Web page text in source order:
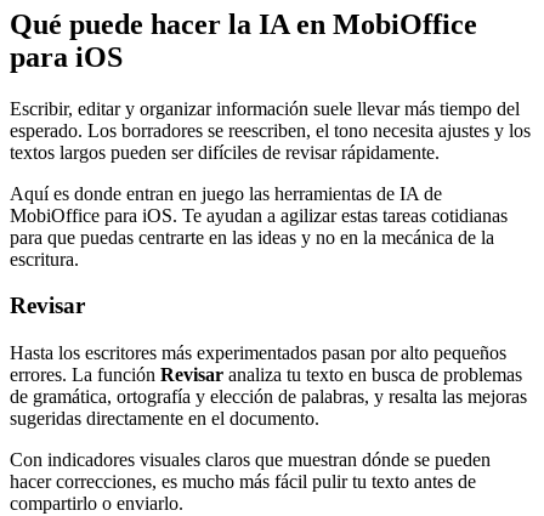
Qué puede hacer la IA en MobiOffice
para iOS
Escribir, editar y organizar información suele llevar más tiempo del
esperado. Los borradores se reescriben, el tono necesita ajustes y los
textos largos pueden ser difíciles de revisar rápidamente.
Aquí es donde entran en juego las herramientas de IA de
MobiOffice para iOS. Te ayudan a agilizar estas tareas cotidianas
para que puedas centrarte en las ideas y no en la mecánica de la
escritura.
Revisar
Hasta los escritores más experimentados pasan por alto pequeños
errores. La función Revisar analiza tu texto en busca de problemas
de gramática, ortografía y elección de palabras, y resalta las mejoras
sugeridas directamente en el documento.
Con indicadores visuales claros que muestran dónde se pueden
hacer correcciones, es mucho más fácil pulir tu texto antes de
compartirlo o enviarlo.